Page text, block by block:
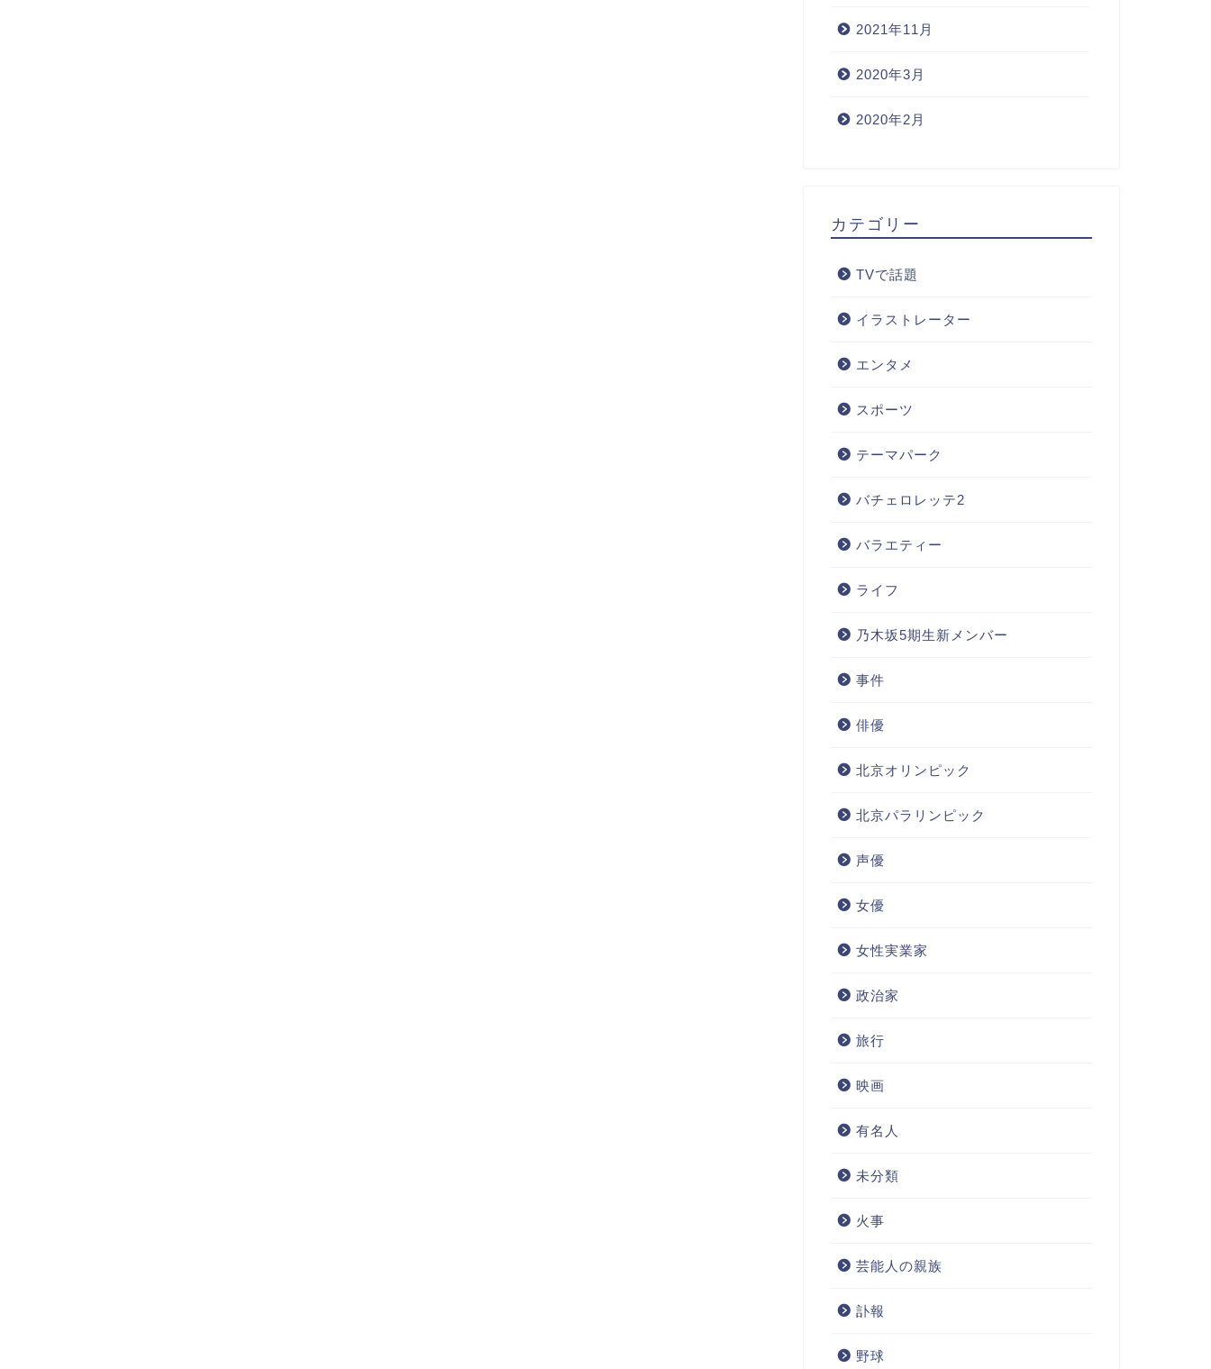
2021年11月
2020年3月
2020年2月
カテゴリー
TVで話題
イラストレーター
エンタメ
スポーツ
テーマパーク
バチェロレッテ2
バラエティー
ライフ
乃木坂5期生新メンバー
事件
俳優
北京オリンピック
北京パラリンピック
声優
女優
女性実業家
政治家
旅行
映画
有名人
未分類
火事
芸能人の親族
訃報
野球